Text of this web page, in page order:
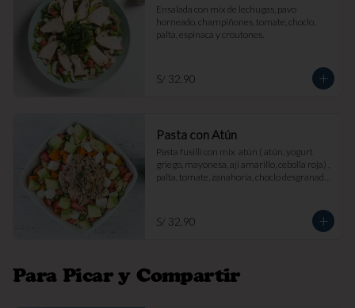
Ensalada con mix de lechugas, pavo
horneado, champiñones, tomate, choclo,
palta, espinaca y croutones.
S/ 32.90
Pasta con Atún
Pasta fusilli con mix  atún ( atún, yogurt
griego, mayonesa, aji amarillo, cebolla roja) ,
palta, tomate, zanahoria, choclo desgranado
S/ 32.90
Para Picar y Compartir